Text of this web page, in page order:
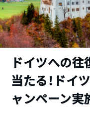
ドイツへの
当たる！ドイ
ャンペーン実